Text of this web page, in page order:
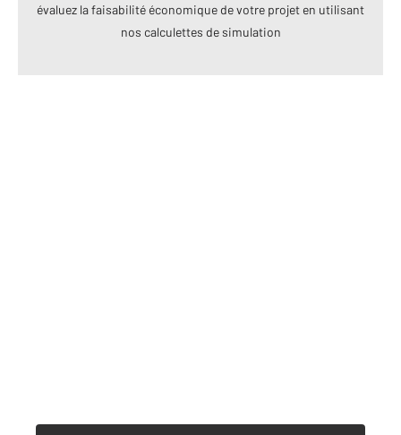
évaluez la faisabilité économique de votre projet en utilisant
nos calculettes de simulation